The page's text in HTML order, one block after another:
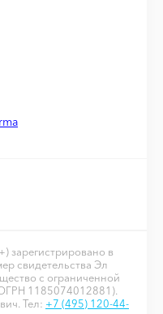
зарегистрировано в
свидетельства Эл
с ограниченной
1185074012881).
Тел: +7 (495) 120-44-